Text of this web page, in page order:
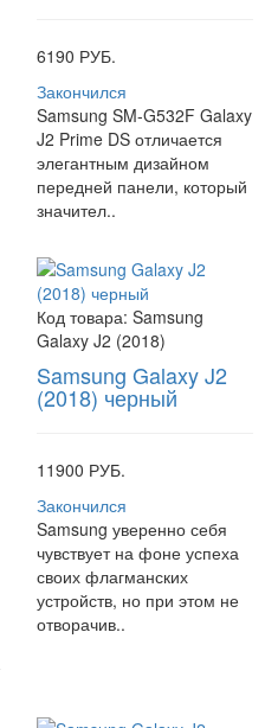
6190 РУБ.
Закончился
Samsung SM-G532F Galaxy
J2 Prime DS отличается
элегантным дизайном
передней панели, который
значител..
Код товара: Samsung
Galaxy J2 (2018)
Samsung Galaxy J2
(2018) черный
11900 РУБ.
Закончился
Samsung уверенно себя
чувствует на фоне успеха
своих флагманских
устройств, но при этом не
отворачив..